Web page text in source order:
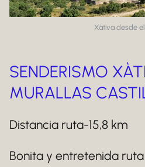
Xàtiva desde
SENDERISMO
MURALLAS
Distancia ruta-15,8 km
Bonita y entretenida